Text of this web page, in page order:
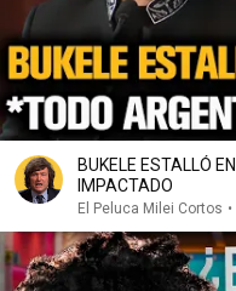
BUKELE ESTALLÓ
IMPACTADO
El Peluca Milei Cortos •